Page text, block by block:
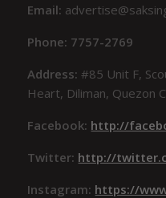
Email:
Phone: 7757-2769
Address:#85 Unit F,
Heart, Diliman, Quezon
Facebook: http://
Twitter: http://
Instagram: https://